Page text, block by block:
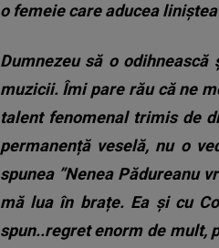
o femeie care aducea
Dumnezeu să o
muzicii. Îmi pare rău că ne
talent fenomenal trimis de
permanență veselă, nu o
spunea ”Nenea Pădureanu
mă lua în brațe. Ea și cu
spun..regret enorm de mult,